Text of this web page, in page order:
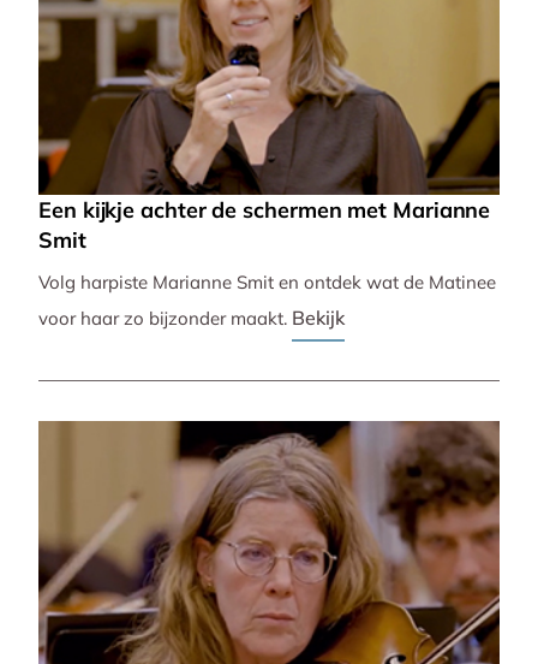
Een kijkje achter de schermen met Marianne
Smit
Volg harpiste Marianne Smit en ontdek wat de Matinee
voor haar zo bijzonder maakt. Bekijk